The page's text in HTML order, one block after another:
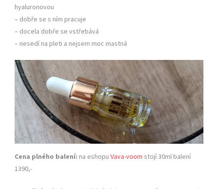
hyaluronovou
– dobře se s ním pracuje
– docela dobře se vstřebává
– nesedí na pleti a nejsem moc mastná
Cena plného balení: na eshopu Vava-voom stojí 30ml balení
1390,-